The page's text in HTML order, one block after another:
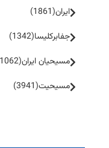
ایران(1861)
جفا‌بر‌کلیسا(1342)
مسیحیان ایران(1062)
مسیحیت(3941)